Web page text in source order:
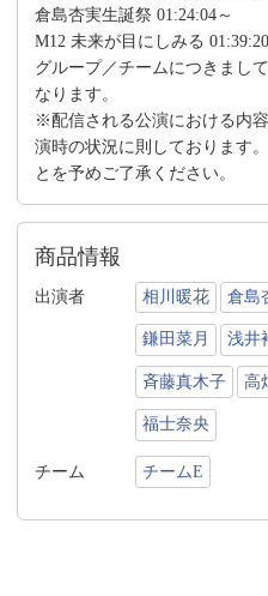
倉島杏実生誕祭 01:24:04～
M12 未来が目にしみる
グループ／チームにつきまし
なります。
※配信される公演における内
演時の状況に則しております
とを予めご了承ください。
商品情報
出演者 相川暖花 倉島
鎌田菜月 浅井
斉藤真木子 高
福士奈央
チーム チームE